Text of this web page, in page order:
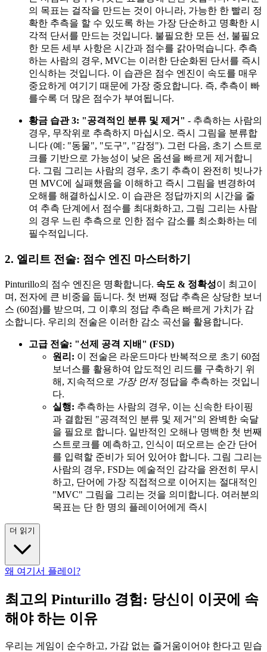
의 목표는 걸작을 만드는 것이 아니라, 가능한 한 빨리 정
확한 추측을 할 수 있도록 하는 가장 단순하고 명확한 시
각적 단서를 만드는 것입니다. 불필요한 모든 선, 불필요
한 모든 세부 사항은 시간과 점수를 갉아먹습니다. 추측
하는 사람의 경우, MVC는 이러한 단순화된 단서를 즉시
인식하는 것입니다. 이 습관은 점수 엔진이 속도를 매우
중요하게 여기기 때문에 가장 중요합니다. 즉, 추측이 빠
를수록 더 많은 점수가 부여됩니다.
황금 습관 3: "공격적인 분류 및 제거" - 추측하는 사람의
경우, 무작위로 추측하지 마십시오. 즉시 그림을 분류합
니다 (예: "동물", "도구", "감정"). 그런 다음, 초기 스트로
크를 기반으로 가능성이 낮은 옵션을 빠르게 제거합니
다. 그림 그리는 사람의 경우, 초기 추측이 완전히 빗나가
면 MVC에 실패했음을 이해하고 즉시 그림을 변경하여
오해를 해결하십시오. 이 습관은 정답까지의 시간을 줄
여 추측 단계에서 점수를 최대화하고, 그림 그리는 사람
의 경우 느린 추측으로 인한 점수 감소를 최소화하는 데
필수적입니다.
2. 엘리트 전술: 점수 엔진 마스터하기
Pinturillo의 점수 엔진은 명확합니다. 속도 & 정확성이 최고이
며, 전자에 큰 비중을 둡니다. 첫 번째 정답 추측은 상당한 보너
스 (60점)를 받으며, 그 이후의 정답 추측은 빠르게 가치가 감
소합니다. 우리의 전술은 이러한 감소 곡선을 활용합니다.
고급 전술: "선제 공격 지배" (FSD)
원리: 이 전술은 라운드마다 반복적으로 초기 60점
보너스를 활용하여 압도적인 리드를 구축하기 위
해, 지속적으로 가장 먼저정답을 추측하는 것입니
다.
실행: 추측하는 사람의 경우, 이는 신속한 타이핑
과 결합된 "공격적인 분류 및 제거"의 완벽한 숙달
을 필요로 합니다. 일반적인 오해나 명백한 첫 번째
스트로크를 예측하고, 인식이 떠오르는 순간 단어
를 입력할 준비가 되어 있어야 합니다. 그림 그리는
사람의 경우, FSD는 예술적인 감각을 완전히 무시
하고, 단어에 가장 직접적으로 이어지는 절대적인
"MVC" 그림을 그리는 것을 의미합니다. 여러분의
목표는 단 한 명의 플레이어에게 즉시
더 읽기
왜 여기서 플레이?
최고의 Pinturillo 경험: 당신이 이곳에 속
해야 하는 이유
우리는 게임이 순수하고, 가감 없는 즐거움이어야 한다고 믿습